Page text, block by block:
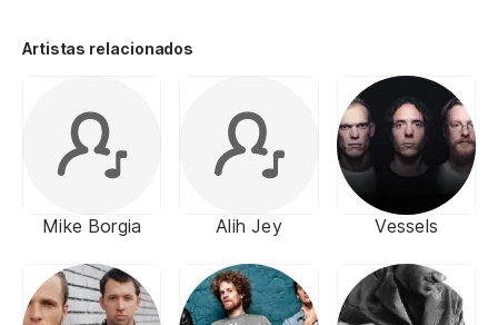
Artistas relacionados
Mike Borgia Alih Jey Vessels